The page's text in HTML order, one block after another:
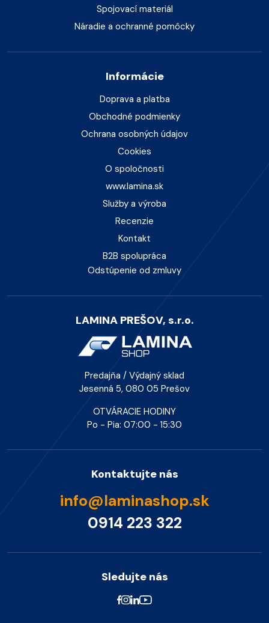
Spojovací materiál
Náradie a ochranné pomôcky
Informácie
Doprava a platba
Obchodné podmienky
Ochrana osobných údajov
Cookies
O spoločnosti
www.lamina.sk
Služby a výroba
Recenzie
Kontakt
B2B spolupráca
Odstúpenie od zmluvy
LAMINA PREŠOV, s.r.o.
Predajňa / Výdajný sklad
Jesenná 5, 080 05 Prešov
OTVÁRACIE HODINY
Po - Pia: 07:00 - 15:30
Kontaktujte nás
info@laminashop.sk
0914 223 322
Sledujte nás